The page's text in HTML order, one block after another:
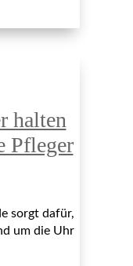
halten
Pfleger
sorgt dafür,
um die Uhr